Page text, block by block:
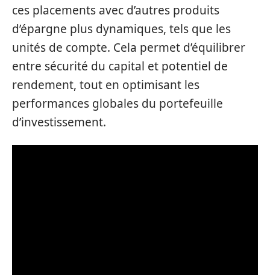
ces placements avec d’autres produits
d’épargne plus dynamiques, tels que les
unités de compte. Cela permet d’équilibrer
entre sécurité du capital et potentiel de
rendement, tout en optimisant les
performances globales du portefeuille
d’investissement.